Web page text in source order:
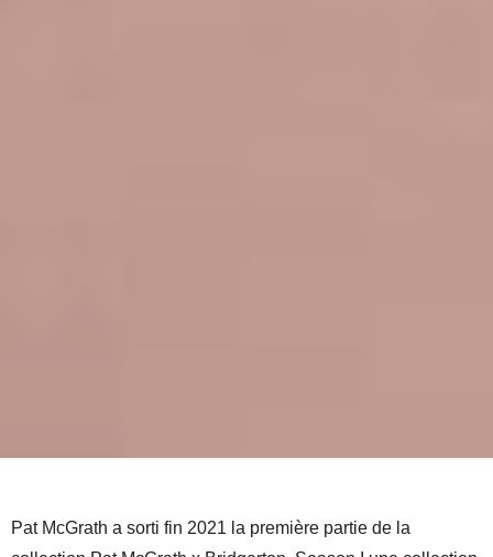
Pat McGrath a sorti fin 2021 la première partie de la